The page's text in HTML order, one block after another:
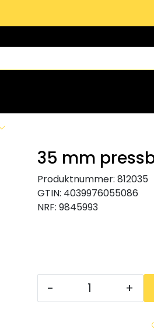
35 mm
Produktnummer: 812035
GTIN: 4039976055086
NRF: 9845993
- +